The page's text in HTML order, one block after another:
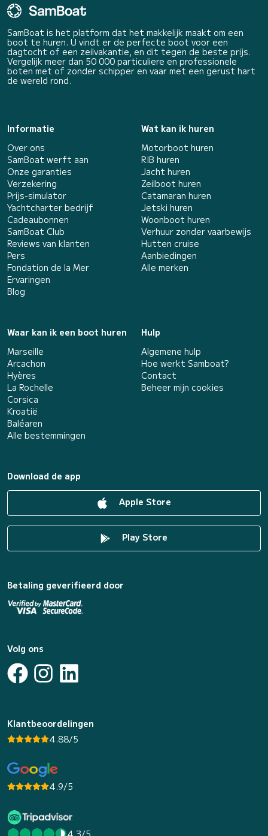
SamBoat is het platform dat het makkelijk maakt om een
boot te huren. U vindt er de perfecte boot voor een
dagtocht of een zeilvakantie, en dit tegen de beste prijs.
Vergelijk meer dan 50 000 particuliere en professionele
boten met of zonder schipper en vaar met een gerust hart
de wereld rond.
Informatie
Over ons
SamBoat werft aan
Onze garanties
Verzekering
Prijs-simulator
Yachtcharter bedrijf
Cadeaubonnen
SamBoat Club
Reviews van klanten
Pers
Fondation de la Mer
Ervaringen
Blog
Wat kan ik huren
Motorboot huren
RIB huren
Jacht huren
Zeilboot huren
Catamaran huren
Jetski huren
Woonboot huren
Verhuur zonder vaarbewijs
Hutten cruise
Aanbiedingen
Alle merken
Waar kan ik een boot huren
Marseille
Arcachon
Hyères
La Rochelle
Corsica
Kroatië
Baléaren
Alle bestemmingen
Hulp
Algemene hulp
Hoe werkt Samboat?
Contact
Beheer mijn cookies
Download de app
Apple Store
Play Store
Betaling geverifieerd door
Volg ons
Klantbeoordelingen
4.88/5
4.9/5
4.3/5